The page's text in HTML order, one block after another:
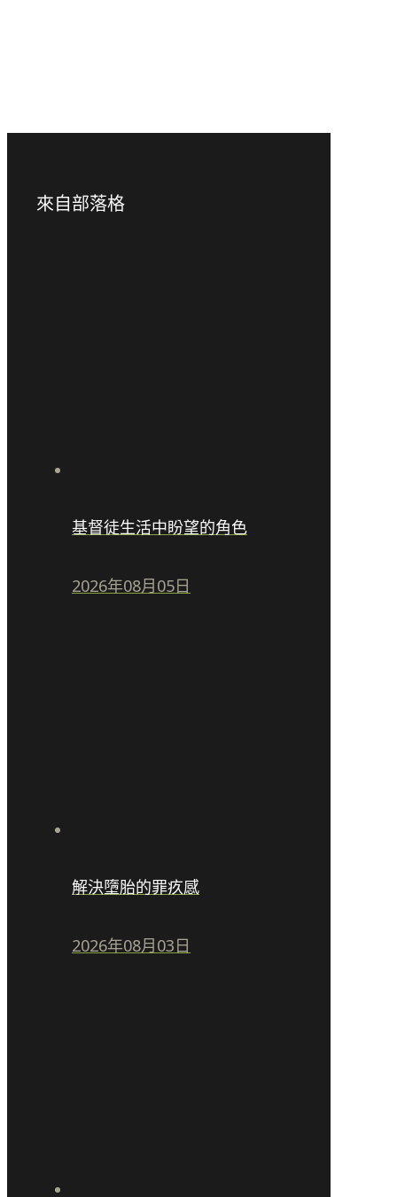
來自部落格
基督徒生活中盼望的角色
2026年08月05日
解決墮胎的罪疚感
2026年08月03日